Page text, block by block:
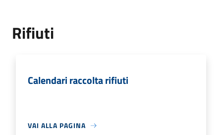
Rifiuti
Calendari raccolta rifiuti
VAI ALLA PAGINA